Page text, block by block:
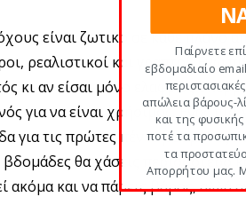
είναι ζωτικό σε κάθε πλάνο
ρεαλιστικοί και γραπτοί. Ενώ
κι αν είσαι μόνο ελαφρώς
για να είναι χρήσιμος. Ένας
για τις πρώτες πέντε βδομάδες
θα χάσεις περισσότερο
ακόμα και να πάρεις βάρος, αλλά
Παίρνετε
εβδομαδιαίο
απώλεια βάρους-
και της
ποτέ τα
τα
Απορρήτου μας.